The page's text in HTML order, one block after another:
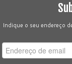
Indique o seu endereço
Endereço
de